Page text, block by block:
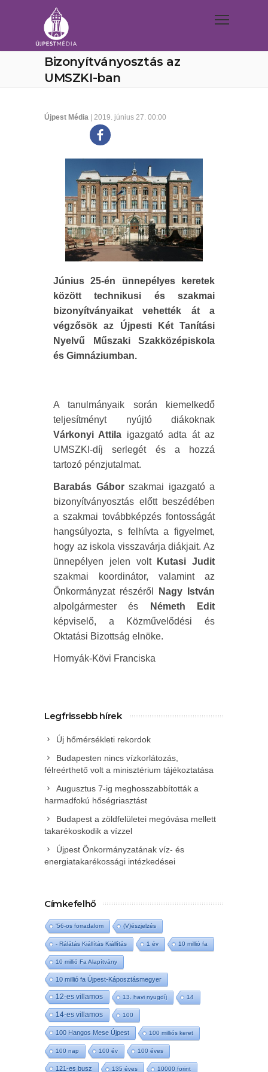
Bizonyítványosztás az
UMSZKI-ban
Újpest Média | 2019. június 27. 00:00
Június 25-én ünnepélyes keretek
között technikusi és szakmai
bizonyítványaikat vehették át a
végzősök az Újpesti Két Tanítási
Nyelvű Műszaki Szakközépiskola
és Gimnáziumban.
A tanulmányaik során kiemelkedő
teljesítményt nyújtó diákoknak
Várkonyi Attila igazgató adta át az
UMSZKI-díj serlegét és a hozzá
tartozó pénzjutalmat.
Barabás Gáborszakmai igazgató a
bizonyítványosztás előtt beszédében
a szakmai továbbképzés fontosságát
hangsúlyozta, s felhívta a figyelmet,
hogy az iskola visszavárja diákjait. Az
ünnepélyen jelen volt
Kutasi Judit
szakmai koordinátor, valamint az
Önkormányzat részéről
Nagy István
alpolgármester és Németh Edit
képviselő, a Közművelődési és
Oktatási Bizottság elnöke.
Hornyák-Kövi Franciska
Legfrissebb hírek
Új hőmérsékleti rekordok
Budapesten nincs vízkorlátozás,
félreérthető volt a minisztérium tájékoztatása
Augusztus 7-ig meghosszabbították a
harmadfokú hőségriasztást
Budapest a zöldfelületei megóvása mellett
takarékoskodik a vízzel
Újpest Önkormányzatának víz- és
energiatakarékossági intézkedései
Címkefelhő
'56-os forradalom (V)észjelzés
- Rálátás Kiállítás Kiállítás 1 év 10 millió fa
10 millió Fa Alapítvány
10 millió fa Újpest-Káposztásmegyer
12-es villamos 13. havi nyugdíj 14
14-es villamos 100
100 Hangos Mese Újpest 100 milliós keret
100 nap 100 év 100 éves
121-es busz 135 éves 10000 forint